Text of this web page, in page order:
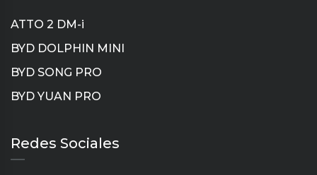
ATTO 2 DM-i
BYD DOLPHIN MINI
BYD SONG PRO
BYD YUAN PRO
Redes Sociales
Instagram
TikTok
YouTube
LinkedIn